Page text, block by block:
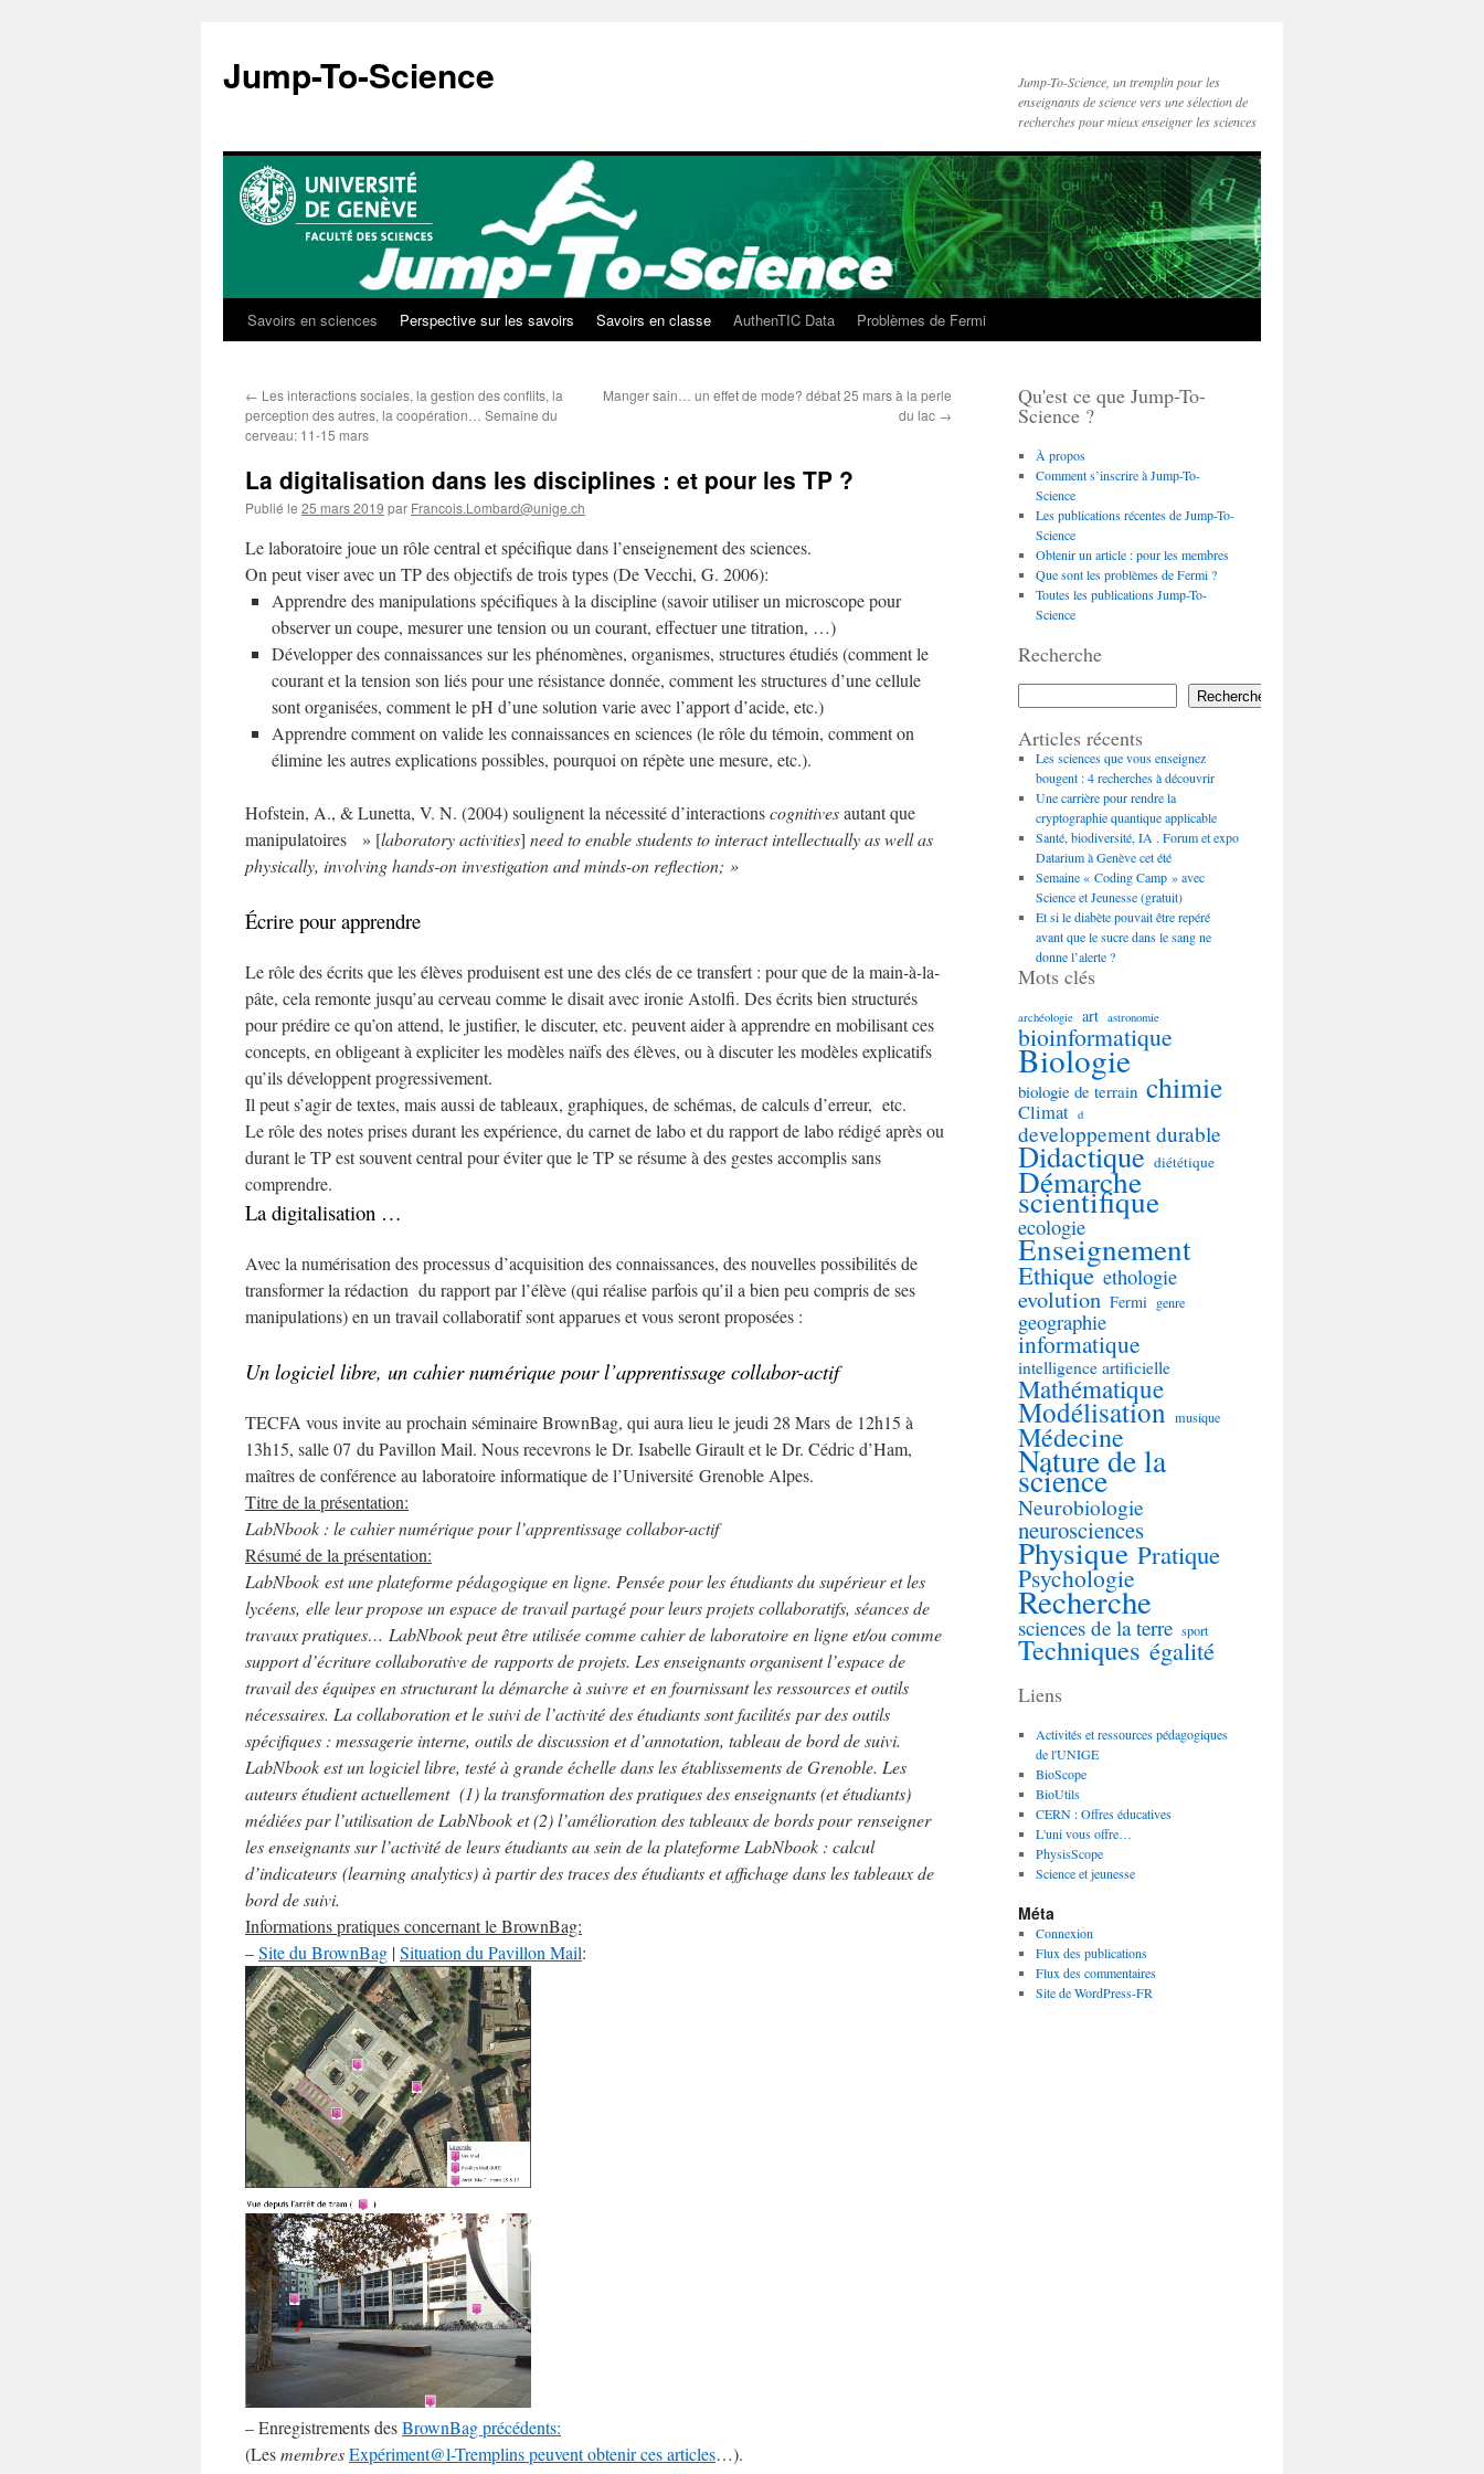
contenu
Jump-To-Science
Jump-To-Science, un tremplin pour les
enseignants de science vers une sélection de
recherches pour mieux enseigner les sciences
Savoirs en sciences Perspective sur les savoirs Savoirs en classe AuthenTIC Data Problèmes de Fermi
← Les interactions sociales, la gestion des conflits, la
perception des autres, la coopération… Semaine du
cerveau: 11-15 mars
Manger sain… un effet de mode? débat 25 mars à la perle
du lac →
La digitalisation dans les disciplines : et pour les TP ?
Publié le 25 mars 2019 par Francois.Lombard@unige.ch
Le laboratoire joue un rôle central et spécifique dans l’enseignement des sciences.
On peut viser avec un TP des objectifs de trois types (De Vecchi, G. 2006):
Apprendre des manipulations spécifiques à la discipline (savoir utiliser un microscope pour
observer un coupe, mesurer une tension ou un courant, effectuer une titration, …)
Développer des connaissances sur les phénomènes, organismes, structures étudiés (comment le
courant et la tension son liés pour une résistance donnée, comment les structures d’une cellule
sont organisées, comment le pH d’une solution varie avec l’apport d’acide, etc.)
Apprendre comment on valide les connaissances en sciences (le rôle du témoin, comment on
élimine les autres explications possibles, pourquoi on répète une mesure, etc.).
Hofstein, A., & Lunetta, V. N. (2004) soulignent la nécessité d’interactionscognitivesautant que
manipulatoires » [laboratory activities] need to enable students to interact intellectually as well as
physically, involving hands-on investigation and minds-on reflection; »
Écrire pour apprendre
Le rôle des écrits que les élèves produisent est une des clés de ce transfert : pour que de la main-à-la-
pâte, cela remonte jusqu’au cerveau comme le disait avec ironie Astolfi. Des écrits bien structurés
pour prédire ce qu’on attend, le justifier, le discuter, etc. peuvent aider à apprendre en mobilisant ces
concepts, en obligeant à expliciter les modèles naïfs des élèves, ou à discuter les modèles explicatifs
qu’ils développent progressivement.
Il peut s’agir de textes, mais aussi de tableaux, graphiques, de schémas, de calculs d’erreur, etc.
Le rôle des notes prises durant les expérience, du carnet de labo et du rapport de labo rédigé après ou
durant le TP est souvent central pour éviter que le TP se résume à des gestes accomplis sans
comprendre.
La digitalisation …
Avec la numérisation des processus d’acquisition des connaissances, des nouvelles possibilités de
transformer la rédaction du rapport par l’élève (qui réalise parfois qu’il a bien peu compris de ses
manipulations) en un travail collaboratif sont apparues et vous seront proposées :
Un logiciel libre, un cahier numérique pour l’apprentissage collabor-actif
TECFA vous invite au prochain séminaire BrownBag, qui aura lieu le jeudi 28 Mars de 12h15 à
13h15, salle 07 du Pavillon Mail. Nous recevrons le Dr. Isabelle Girault et le Dr. Cédric d’Ham,
maîtres de conférence au laboratoire informatique de l’Université Grenoble Alpes.
Titre de la présentation:
LabNbook : le cahier numérique pour l’apprentissage collabor-actif
Résumé de la présentation:
LabNbook est une plateforme pédagogique en ligne. Pensée pour les étudiants du supérieur et les
lycéens, elle leur propose un espace de travail partagé pour leurs projets collaboratifs, séances de
travaux pratiques… LabNbook peut être utilisée comme cahier de laboratoire en ligne et/ou comme
support d’écriture collaborative de rapports de projets. Les enseignants organisent l’espace de
travail des équipes en structurant la démarche à suivre et en fournissant les ressources et outils
nécessaires. La collaboration et le suivi de l’activité des étudiants sont facilités par des outils
spécifiques : messagerie interne, outils de discussion et d’annotation, tableau de bord de suivi.
LabNbook est un logiciel libre, testé à grande échelle dans les établissements de Grenoble. Les
auteurs étudient actuellement (1) la transformation des pratiques des enseignants (et étudiants)
médiées par l’utilisation de LabNbook et (2) l’amélioration des tableaux de bords pour renseigner
les enseignants sur l’activité de leurs étudiants au sein de la plateforme LabNbook : calcul
d’indicateurs (learning analytics) à partir des traces des étudiants et affichage dans les tableaux de
bord de suivi.
Informations pratiques concernant le BrownBag:
–Site du BrownBag |Situation du Pavillon Mail:
– Enregistrements desBrownBag précédents:
(LesmembresExpériment@l-Tremplins peuvent obtenir ces articles…).
Qu'est ce que Jump-To-
Science ?
À propos
Comment s’inscrire à Jump-To-
Science
Les publications récentes de Jump-To-
Science
Obtenir un article : pour les membres
Que sont les problèmes de Fermi ?
Toutes les publications Jump-To-
Science
Recherche
Rechercher
Articles récents
Les sciences que vous enseignez
bougent : 4 recherches à découvrir
Une carrière pour rendre la
cryptographie quantique applicable
Santé, biodiversité, IA . Forum et expo
Datarium à Genève cet été
Semaine « Coding Camp » avec
Science et Jeunesse (gratuit)
Et si le diabète pouvait être repéré
avant que le sucre dans le sang ne
donne l’alerte ?
Mots clés
archéologie art astronomie
bioinformatique
Biologie
biologie de terrain chimie
Climat d
developpement durable
Didactique diététique
Démarche
scientifique
ecologie
Enseignement
Ethique ethologie
evolution Fermi genre
geographie
informatique
intelligence artificielle
Mathématique
Modélisation musique
Médecine
Nature de la
science
Neurobiologie
neurosciences
Physique Pratique
Psychologie
Recherche
sciences de la terre sport
Techniques égalité
Liens
Activités et ressources pédagogiques
de l'UNIGE
BioScope
BioUtils
CERN : Offres éducatives
L'uni vous offre…
PhysisScope
Science et jeunesse
Méta
Connexion
Flux des publications
Flux des commentaires
Site de WordPress-FR